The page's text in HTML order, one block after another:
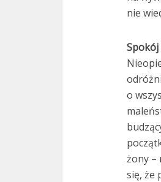
nie
Spokój
o
żony –
się, że